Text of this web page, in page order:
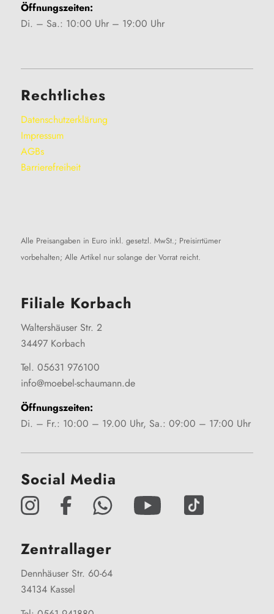
Öffnungszeiten:
Di. – Sa.: 10:00 Uhr – 19:00 Uhr
Rechtliches
Datenschutzerklärung
Impressum
AGBs
Barrierefreiheit
Alle Preisangaben in Euro inkl. gesetzl. MwSt.; Preisirrtümer
vorbehalten; Alle Artikel nur solange der Vorrat reicht.
Filiale Korbach
Waltershäuser Str. 2
34497 Korbach
Tel. 05631 976100
info@moebel-schaumann.de
Öffnungszeiten:
Di. – Fr.: 10:00 – 19.00 Uhr, Sa.: 09:00 – 17:00 Uhr
Social Media
Zentrallager
Dennhäuser Str. 60-64
34134 Kassel